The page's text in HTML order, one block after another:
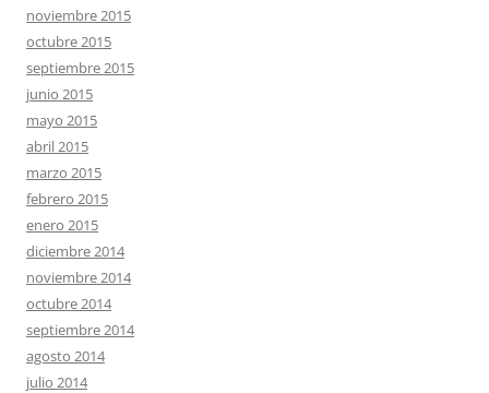
noviembre 2015
octubre 2015
septiembre 2015
junio 2015
mayo 2015
abril 2015
marzo 2015
febrero 2015
enero 2015
diciembre 2014
noviembre 2014
octubre 2014
septiembre 2014
agosto 2014
julio 2014